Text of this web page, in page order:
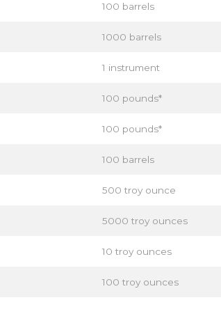
ลงชื่อเข้าใช้แพลตฟอร์
ลงชื่อเข้าใช้ในส่วนข
100 barrels
1000 barrels
1 instrument
100 pounds*
100 pounds*
100 barrels
500 troy ounce
5000 troy ounces
10 troy ounces
100 troy ounces